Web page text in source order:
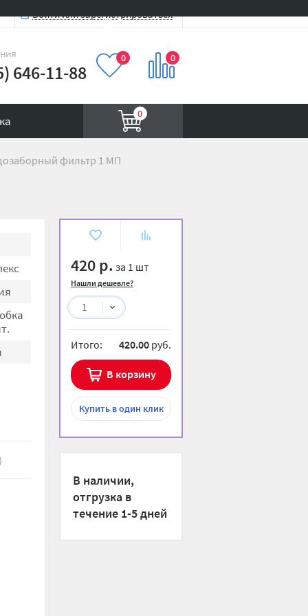
Войти или зарегистрироваться
646-11-88
0 0
0
Вход на сайт
фильтр 1 МП
420 р. за 1 шт
Нашли дешевле?
1
Итого: 420.00 руб.
В корзину
Купитьв один клик
В наличии,
отгрузка в
течение 1-5 дней